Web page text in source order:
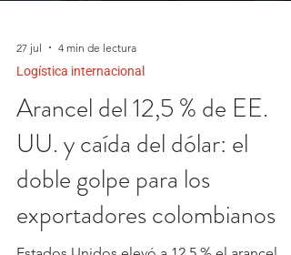
Logística internacional
Arancel del 12,5 % de EE.
UU. y caída del dólar: el
doble golpe para los